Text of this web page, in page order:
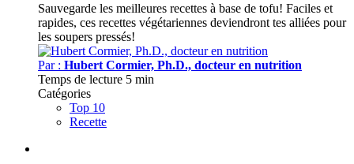
Sauvegarde les meilleures recettes à base de tofu! Faciles et
rapides, ces recettes végétariennes deviendront tes alliées pour
les soupers pressés!
Par : Hubert Cormier, Ph.D., docteur en nutrition
Temps de lecture 5 min
Catégories
Top 10
Recette